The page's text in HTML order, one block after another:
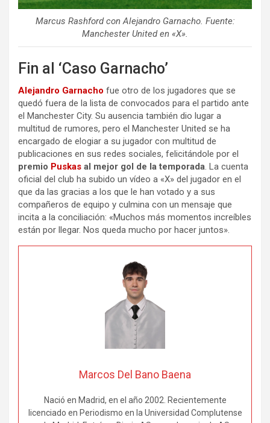
Marcus Rashford con Alejandro Garnacho. Fuente:
Manchester United en «X».
Fin al ‘Caso Garnacho’
Alejandro Garnacho fue otro de los jugadores que se
quedó fuera de la lista de convocados para el partido ante
el Manchester City. Su ausencia también dio lugar a
multitud de rumores, pero el Manchester United se ha
encargado de elogiar a su jugador con multitud de
publicaciones en sus redes sociales, felicitándole por el
premio Puskas al mejor gol de la temporada. La cuenta
oficial del club ha subido un vídeo a «X» del jugador en el
que da las gracias a los que le han votado y a sus
compañeros de equipo y culmina con un mensaje que
incita a la conciliación: «Muchos más momentos increíbles
están por llegar. Nos queda mucho por hacer juntos».
Marcos Del Bano Baena
Nació en Madrid, en el año 2002. Recientemente
licenciado en Periodismo en la Universidad Complutense